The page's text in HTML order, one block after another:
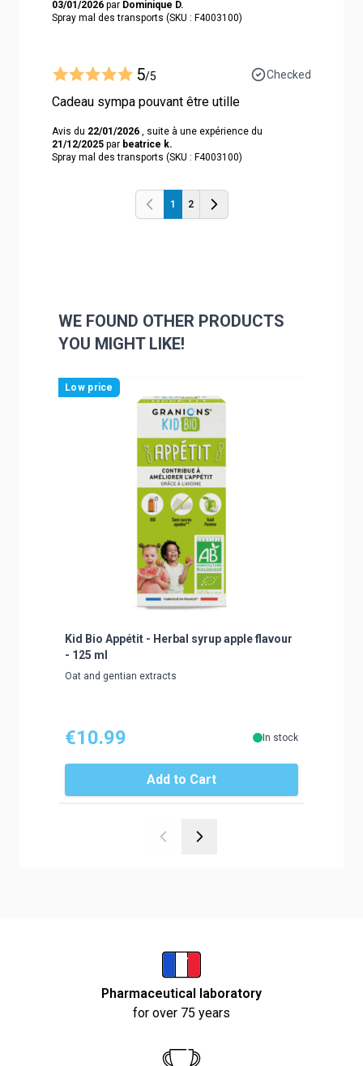
03/01/2026 par Dominique D.
Spray mal des transports (SKU : F4003100)
5/5 Checked
Cadeau sympa pouvant être utille
Avis du 22/01/2026 , suite à une expérience du
21/12/2025 par beatrice k.
Spray mal des transports (SKU : F4003100)
Previous
1 2
Previous
WE FOUND OTHER PRODUCTS
YOU MIGHT LIKE!
Navigating through the elements of the carousel is
Press to skip carousel
Press to go to carousel navigation
Low price
Kid Bio Appétit - Herbal syrup apple flavour
- 125 ml
Oat and gentian extracts
€10.99 In stock
Add to Cart
Pharmaceutical laboratory
for over 75 years